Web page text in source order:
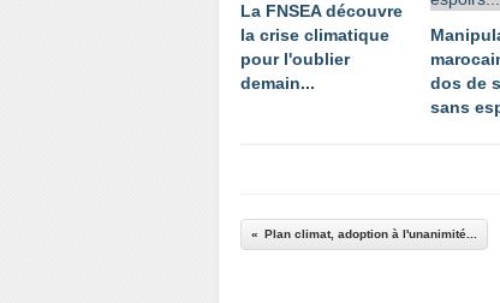
La FNSEA découvre
la crise climatique
pour l'oublier
demain...
dos de
sans
Plan climat, adoption à l'unanimité...